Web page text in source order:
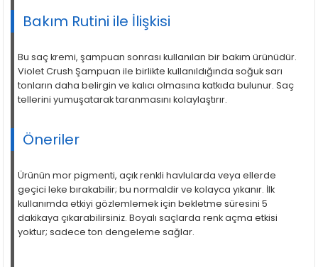
Bakım Rutini ile İlişkisi
Bu saç kremi, şampuan sonrası kullanılan bir bakım ürünüdür.
Violet Crush Şampuan ile birlikte kullanıldığında soğuk sarı
tonların daha belirgin ve kalıcı olmasına katkıda bulunur. Saç
tellerini yumuşatarak taranmasını kolaylaştırır.
Öneriler
Ürünün mor pigmenti, açık renkli havlularda veya ellerde
geçici leke bırakabilir; bu normaldir ve kolayca yıkanır. İlk
kullanımda etkiyi gözlemlemek için bekletme süresini 5
dakikaya çıkarabilirsiniz. Boyalı saçlarda renk açma etkisi
yoktur; sadece ton dengeleme sağlar.